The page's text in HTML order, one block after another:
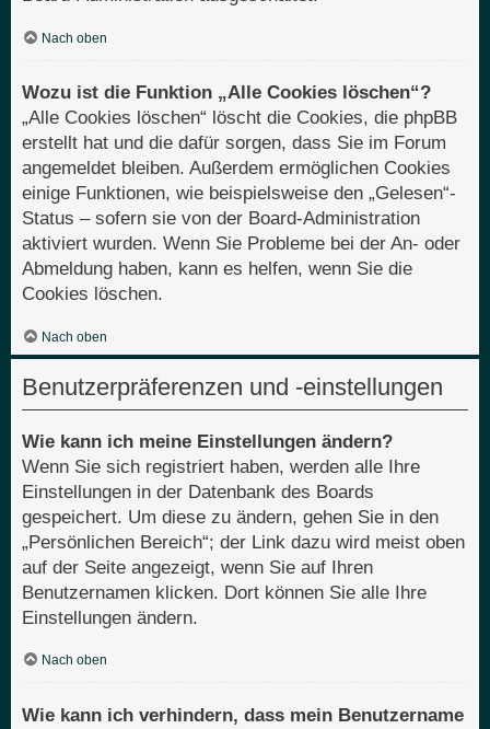
Nach oben
Wozu ist die Funktion „Alle Cookies löschen“?
„Alle Cookies löschen“ löscht die Cookies, die phpBB
erstellt hat und die dafür sorgen, dass Sie im Forum
angemeldet bleiben. Außerdem ermöglichen Cookies
einige Funktionen, wie beispielsweise den „Gelesen“-
Status – sofern sie von der Board-Administration
aktiviert wurden. Wenn Sie Probleme bei der An- oder
Abmeldung haben, kann es helfen, wenn Sie die
Cookies löschen.
Nach oben
Benutzerpräferenzen und -einstellungen
Wie kann ich meine Einstellungen ändern?
Wenn Sie sich registriert haben, werden alle Ihre
Einstellungen in der Datenbank des Boards
gespeichert. Um diese zu ändern, gehen Sie in den
„Persönlichen Bereich“; der Link dazu wird meist oben
auf der Seite angezeigt, wenn Sie auf Ihren
Benutzernamen klicken. Dort können Sie alle Ihre
Einstellungen ändern.
Nach oben
Wie kann ich verhindern, dass mein Benutzername